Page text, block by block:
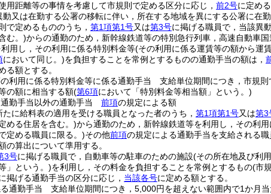
用距離等の事情を考慮して市規則で定める区分に応じ， 前2号に定める
又は在勤する公署の移転に伴い，所在する地域を異にする公署に在
で定めるもののうち， 第1項第1号又は第3号に掲げる職員で，当該異
む。)からの通勤のため，新幹線鉄道等の特別急行列車，高速自動車
利用し，その利用に係る特別料金等(その利用に係る運賃等の額から運
において同じ。)を負担することを常例とするものの通勤手当の額は，
る額とする。
利用に係る特別料金等に係る通勤手当 支給単位期間につき，市規
の額に相当する額(第6項において「特別料金等相当額」という。)
勤手当以外の通勤手当 前項の規定による額
に給料表の適用を受ける職員となった者のうち， 第1項第1号又は第3
める住居を含む。)から通勤のため，新幹線鉄道等を利用し，その利
定める職員に限る。)その他前項の規定による通勤手当を支給される
の算出について準用する。
3号に掲げる職員で，自動車等の駐車のための施設(その所在地及び利
」という。)を利用し，その料金を負担することを常例とするもの(市
掲げる通勤手当の区分に応じ， 当該各号に定める額とする。
通勤手当 支給単位期間につき，5,000円を超えない範囲内で1か月